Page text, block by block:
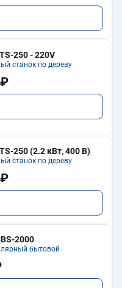
250 - 220V
станок по дереву
250 (2.2 кВт, 400 В)
станок по дереву
2000
бытовой